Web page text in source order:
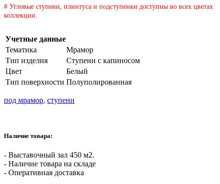
# Угловые ступени, плинтуса и подступенки доступны во всех цветах
коллекции.
Учетные данные
Тематика
Мрамор
Тип изделия
Ступени с капиносом
Цвет
Белый
Тип поверхности Полуполированная
под мрамор, ступени
Наличие товара:
- Выставочный зал 450 м2.
- Наличие товара на складе
- Оперативная доставка